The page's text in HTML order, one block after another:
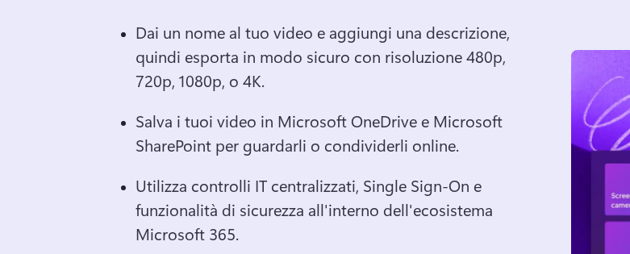
Dai un nome al tuo video e aggiungi una descrizione,
quindi esporta in modo sicuro con risoluzione 480p,
720p, 1080p, o 4K.
Salva i tuoi video in Microsoft OneDrive e Microsoft
SharePoint per guardarli o condividerli online.
Utilizza controlli IT centralizzati, Single Sign-On e
funzionalità di sicurezza all'interno dell'ecosistema
Microsoft 365.